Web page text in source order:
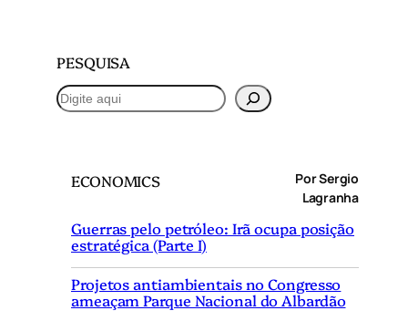
PESQUISA
P
e
ECONOMICS
Por Sergio
Lagranha
Guerras pelo petróleo: Irã ocupa posição
estratégica (Parte I)
Projetos antiambientais no Congresso
ameaçam Parque Nacional do Albardão